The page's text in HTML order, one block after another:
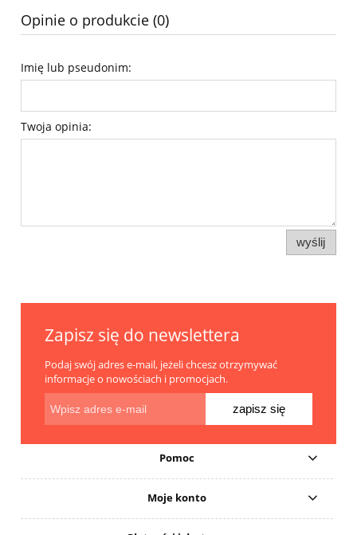
Opinie o produkcie (0)
Imię lub pseudonim:
Twoja opinia:
wyślij
Zapisz się do newslettera
Podaj swój adres e-mail, jeżeli chcesz otrzymywać
informacje o nowościach i promocjach.
zapisz się
Pomoc
Moje konto